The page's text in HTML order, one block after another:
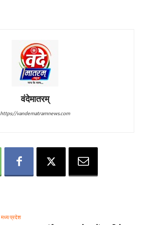
वंदेमातरम्
https://vandematramnews.com
मध्य प्रदेश